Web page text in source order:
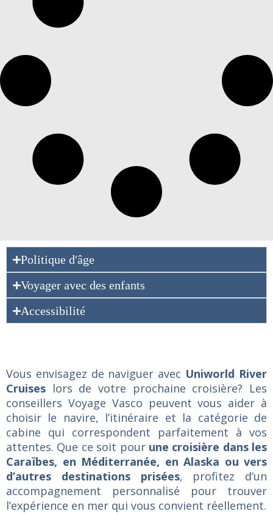
Politique d'âge
Voyager avec des enfants
Accessibilité
Vous envisagez de naviguer avec Uniworld River
Cruises lors de votre prochaine croisière? Les
conseillers Voyage Vasco peuvent vous aider à
choisir le navire, l’itinéraire et la catégorie de
cabine qui correspondent parfaitement à vos
attentes. Que ce soit pour une croisière dans les
Caraïbes, en Méditerranée, en Alaska ou vers
d’autres destinations prisées, profitez d’un
accompagnement personnalisé pour trouver
l’expérience en mer qui vous convient réellement.